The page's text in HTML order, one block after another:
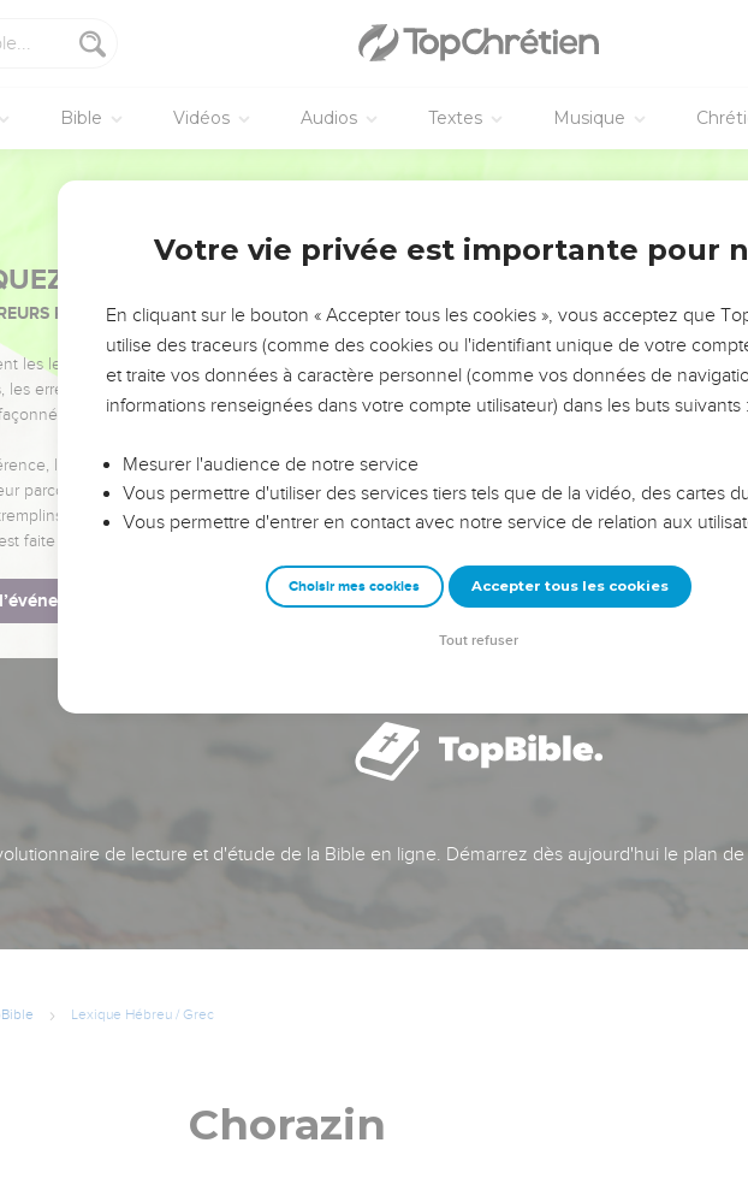
Bible Vidéos Audios Textes Musique
PAS L’ÉVÉNEMENT DE L’ANNÉE !
POUVAIENT VOUS ÉVITER LES VOTRES ?
les leaders pour leurs réussites, leur impact, leur foi ou leur vision. Mais on voit
les erreurs et les saisons difficiles qu'ils ont traversés, alors même que ce sont
leaders, entrepreneurs, et responsables reviennent sur les erreurs
parcours et les clés pour avancer avec plus de sagesse afin que leurs erreurs
Que vous guidiez un ministère, une équipe, un groupe ou une famille,
faite pour vous.
de lecture et d'étude de la Bible en ligne. Démarrez dès aujourd'hui le plan
Lexique Hébreu / Grec
Chorazin
Votre vie privée est importante pour
En cliquant sur le bouton « Accepter tous les cookies », vous acceptez que
utilise des traceurs (comme des cookies ou l'identifiant unique de votre
et traite vos données à caractère personnel (comme vos données de
informations renseignées dans votre compte utilisateur) dans les buts suivants :
Mesurer l'audience de notre service
Vous permettre d'utiliser des services tiers tels que de la vidéo, des cartes
Vous permettre d'entrer en contact avec notre service de relation aux
Choisir mes cookies Accepter tous les cookies
Tout refuser